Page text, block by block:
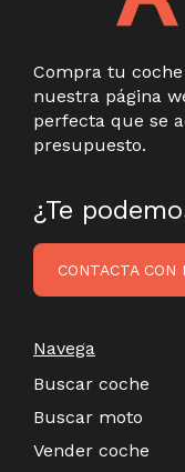
Compra tu
nuestra página
perfecta que se
presupuesto.
¿Te
CONTACTA CON
Navega
Buscar coche
Buscar moto
Vender coche